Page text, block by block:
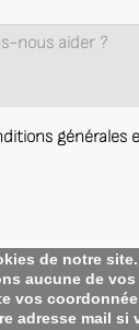
de notre
aucune de
vos
adresse mail si
générales